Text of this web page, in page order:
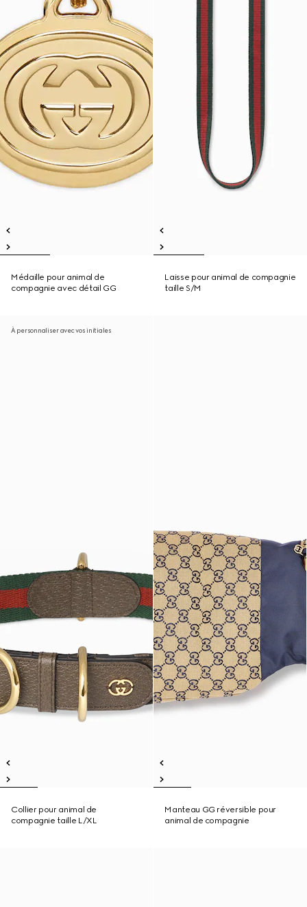
Médaille pour animal de
compagnie avec détail GG
Laisse pour animal de compagnie
taille S/M
À personnaliser avec vos initiales
Collier pour animal de
compagnie taille L/XL
Manteau GG réversible pour
animal de compagnie